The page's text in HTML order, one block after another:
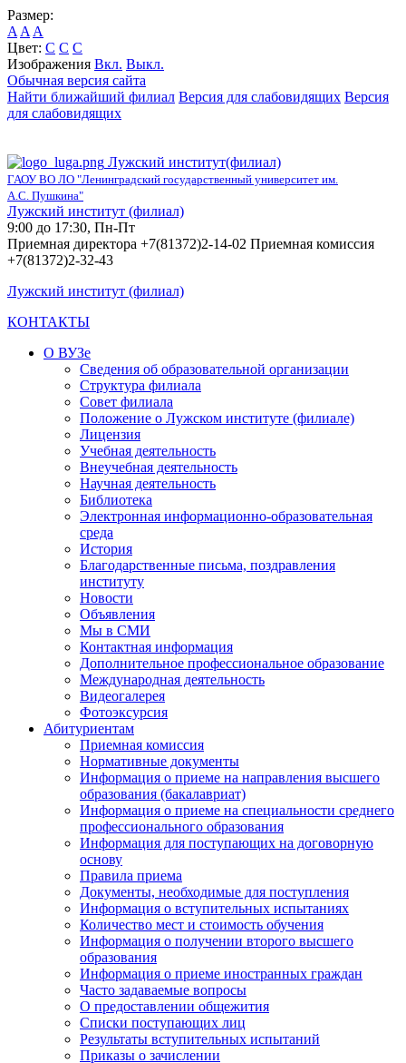
Размер:
A A A
Цвет: C C C
Изображения Вкл. Выкл.
Обычная версия сайта
Найти ближайший филиал Версия для слабовидящих Версия
для слабовидящих
Лужский институт(филиал)
ГАОУ ВО ЛО "Ленинградский государственный университет им.
А.С. Пушкина"
Лужский институт (филиал)
9:00 до 17:30, Пн-Пт
Приемная директора +7(81372)2-14-02 Приемная комиссия
+7(81372)2-32-43
Лужский институт (филиал)
КОНТАКТЫ
О ВУЗе
Сведения об образовательной организации
Структура филиала
Совет филиала
Положение о Лужском институте (филиале)
Лицензия
Учебная деятельность
Внеучебная деятельность
Научная деятельность
Библиотека
Электронная информационно-образовательная
среда
История
Благодарственные письма, поздравления
институту
Новости
Объявления
Мы в СМИ
Контактная информация
Дополнительное профессиональное образование
Международная деятельность
Видеогалерея
Фотоэксурсия
Абитуриентам
Приемная комиссия
Нормативные документы
Информация о приеме на направления высшего
образования (бакалавриат)
Информация о приеме на специальности среднего
профессионального образования
Информация для поступающих на договорную
основу
Правила приема
Документы, необходимые для поступления
Информация о вступительных испытаниях
Количество мест и стоимость обучения
Информация о получении второго высшего
образования
Информация о приеме иностранных граждан
Часто задаваемые вопросы
О предоставлении общежития
Списки поступающих лиц
Результаты вступительных испытаний
Приказы о зачислении